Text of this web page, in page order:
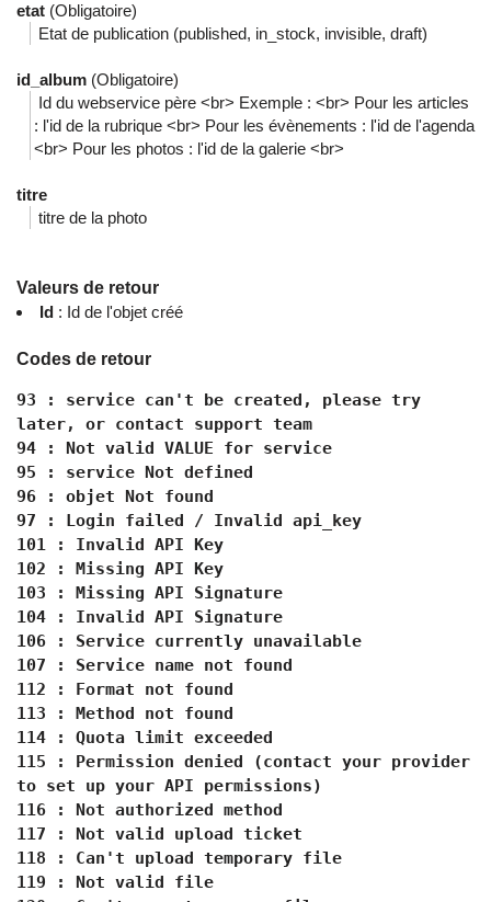
etat (Obligatoire)
Etat de publication (published, in_stock, invisible, draft)
id_album (Obligatoire)
Id du webservice père <br> Exemple : <br> Pour les articles
: l'id de la rubrique <br> Pour les évènements : l'id de l'agenda
<br> Pour les photos : l'id de la galerie <br>
titre
titre de la photo
Valeurs de retour
Id : Id de l'objet créé
Codes de retour
93 : service can't be created, please try
later, or contact support team
94 : Not valid VALUE for service
95 : service Not defined
96 : objet Not found
97 : Login failed / Invalid api_key
101 : Invalid API Key
102 : Missing API Key
103 : Missing API Signature
104 : Invalid API Signature
106 : Service currently unavailable
107 : Service name not found
112 : Format not found
113 : Method not found
114 : Quota limit exceeded
115 : Permission denied (contact your provider
to set up your API permissions)
116 : Not authorized method
117 : Not valid upload ticket
118 : Can't upload temporary file
119 : Not valid file